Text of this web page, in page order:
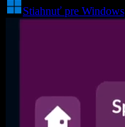
Stiahnuť pre Windows